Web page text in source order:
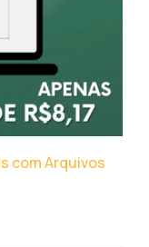
com Arquivos